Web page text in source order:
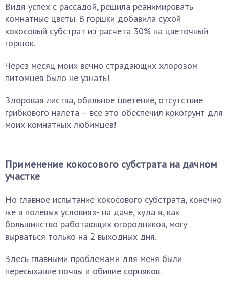
Видя успех с рассадой, решила реанимировать
комнатные цветы. В горшки добавила сухой
кокосовый субстрат из расчета 30% на цветочный
горшок.
Через месяц моих вечно страдающих хлорозом
питомцев было не узнать!
Здоровая листва, обильное цветение, отсутствие
грибкового налета – все это обеспечил кокогрунт для
моих комнатных любимцев!
Применение кокосового субстрата на дачном
участке
Но главное испытание кокосового субстрата, конечно
же в полевых условиях- на даче, куда я, как
большинство работающих огородников, могу
вырваться только на 2 выходных дня.
Здесь главными проблемами для меня были
пересыхание почвы и обилие сорняков.